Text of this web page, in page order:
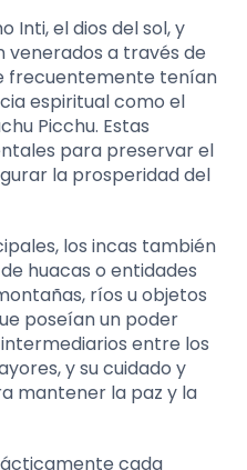
Inti, el dios del sol, y
venerados a través de
frecuentemente tenían
espiritual como el
Picchu. Estas
para preservar el
la prosperidad del
los incas también
huacas o entidades
ríos u objetos
poseían un poder
entre los
y su cuidado y
mantener la paz y la
cada